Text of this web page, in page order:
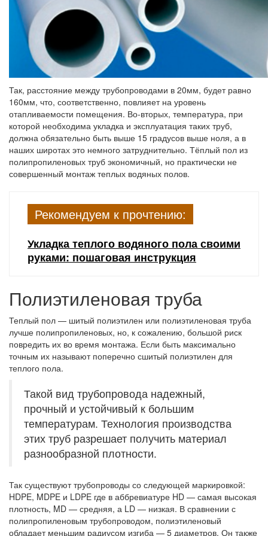
Так, расстояние между трубопроводами в 20мм, будет равно
160мм, что, соответственно, повлияет на уровень
отапливаемости помещения. Во-вторых, температура, при
которой необходима укладка и эксплуатация таких труб,
должна обязательно быть выше 15 градусов выше ноля, а в
наших широтах это немного затруднительно. Тёплый пол из
полипропиленовых труб экономичный, но практически не
совершенный монтаж теплых водяных полов.
Рекомендуем к прочтению:
Укладка теплого водяного пола своими
руками: пошаговая инструкция
Полиэтиленовая труба
Теплый пол — шитый полиэтилен или полиэтиленовая труба
лучше полипропиленовых, но, к сожалению, большой риск
повредить их во время монтажа. Если быть максимально
точным их называют поперечно сшитый полиэтилен для
теплого пола.
Такой вид трубопровода надежный,
прочный и устойчивый к большим
температурам. Технология производства
этих труб разрешает получить материал
разнообразной плотности.
Так существуют трубопроводы со следующей маркировкой:
HDPE, MDPE и LDPE где в аббревиатуре HD — самая высокая
плотность, MD — средняя, а LD — низкая. В сравнении с
полипропиленовым трубопроводом, полиэтиленовый
обладает меньшим радиусом изгиба — 5 диаметров. Он также